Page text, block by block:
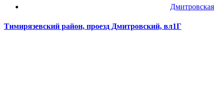
Дмитровская
Тимирязевский район, проезд Дмитровский, вл1Г